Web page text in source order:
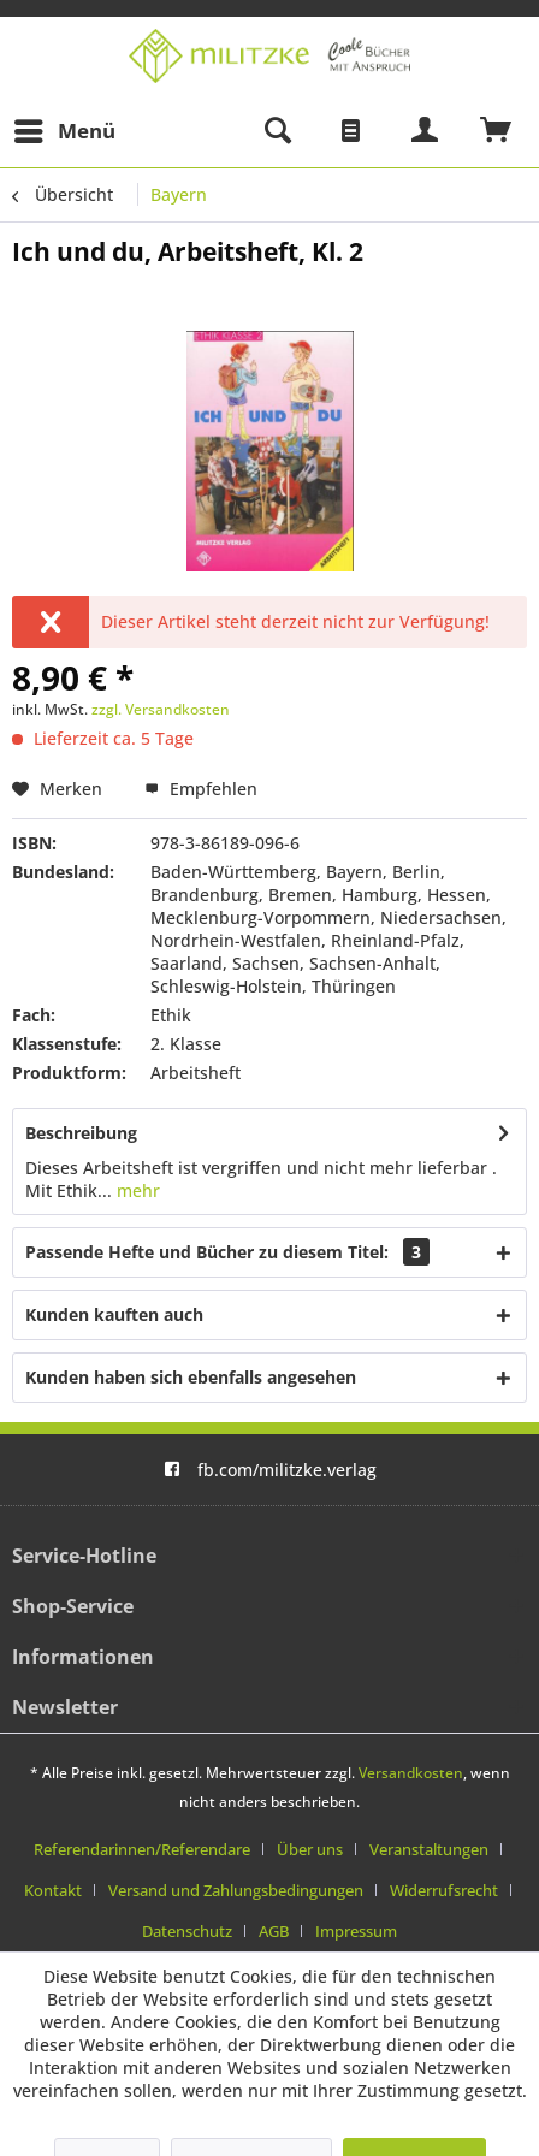
Menü
Übersicht Bayern
Ich und du, Arbeitsheft, Kl. 2
Dieser Artikel steht derzeit nicht zur Verfügung!
8,90 € *
inkl. MwSt.zzgl. Versandkosten
Lieferzeit ca. 5 Tage
Merken Empfehlen
ISBN:
978-3-86189-096-6
Bundesland:
Baden-Württemberg, Bayern, Berlin,
Brandenburg, Bremen, Hamburg, Hessen,
Mecklenburg-Vorpommern, Niedersachsen,
Nordrhein-Westfalen, Rheinland-Pfalz,
Saarland, Sachsen, Sachsen-Anhalt,
Schleswig-Holstein, Thüringen
Fach:
Ethik
Klassenstufe:
2. Klasse
Produktform:
Arbeitsheft
Beschreibung
Dieses Arbeitsheft ist vergriffen und nicht mehr lieferbar .
Mit Ethik... mehr
Passende Hefte und Bücher zu diesem Titel: 3
Kunden kauften auch
Kunden haben sich ebenfalls angesehen
fb.com/militzke.verlag
Service-Hotline
Shop-Service
Informationen
Newsletter
* Alle Preise inkl. gesetzl. Mehrwertsteuer zzgl.Versandkosten, wenn
nicht anders beschrieben.
Referendarinnen/Referendare Über uns
Veranstaltungen
Kontakt
Versand und Zahlungsbedingungen
Widerrufsrecht
Datenschutz
AGB Impressum
Diese Website benutzt Cookies, die für den technischen
Betrieb der Website erforderlich sind und stets gesetzt
werden. Andere Cookies, die den Komfort bei Benutzung
dieser Website erhöhen, der Direktwerbung dienen oder die
Interaktion mit anderen Websites und sozialen Netzwerken
vereinfachen sollen, werden nur mit Ihrer Zustimmung gesetzt.